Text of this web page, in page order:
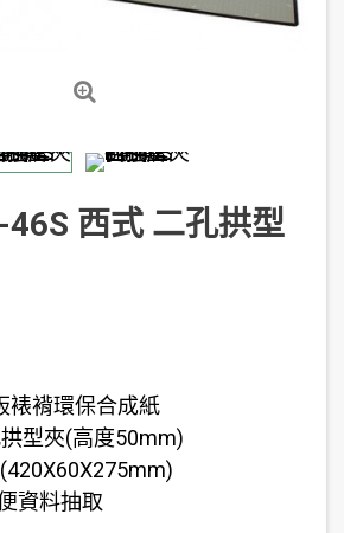
46S 西式 二孔拱型
裱褙環保合成紙
型夾(高度50mm)
資料抽取